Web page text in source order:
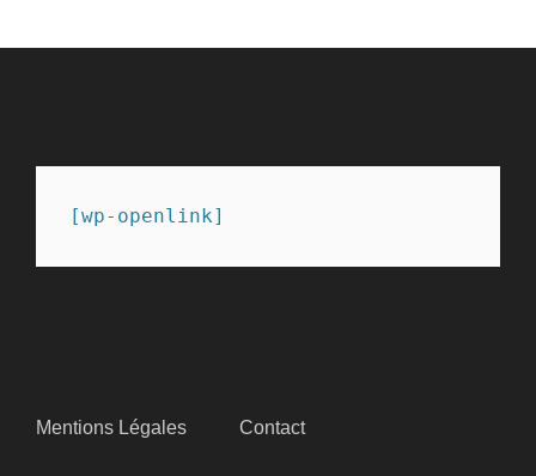
[wp-openlink]
Mentions Légales Contact